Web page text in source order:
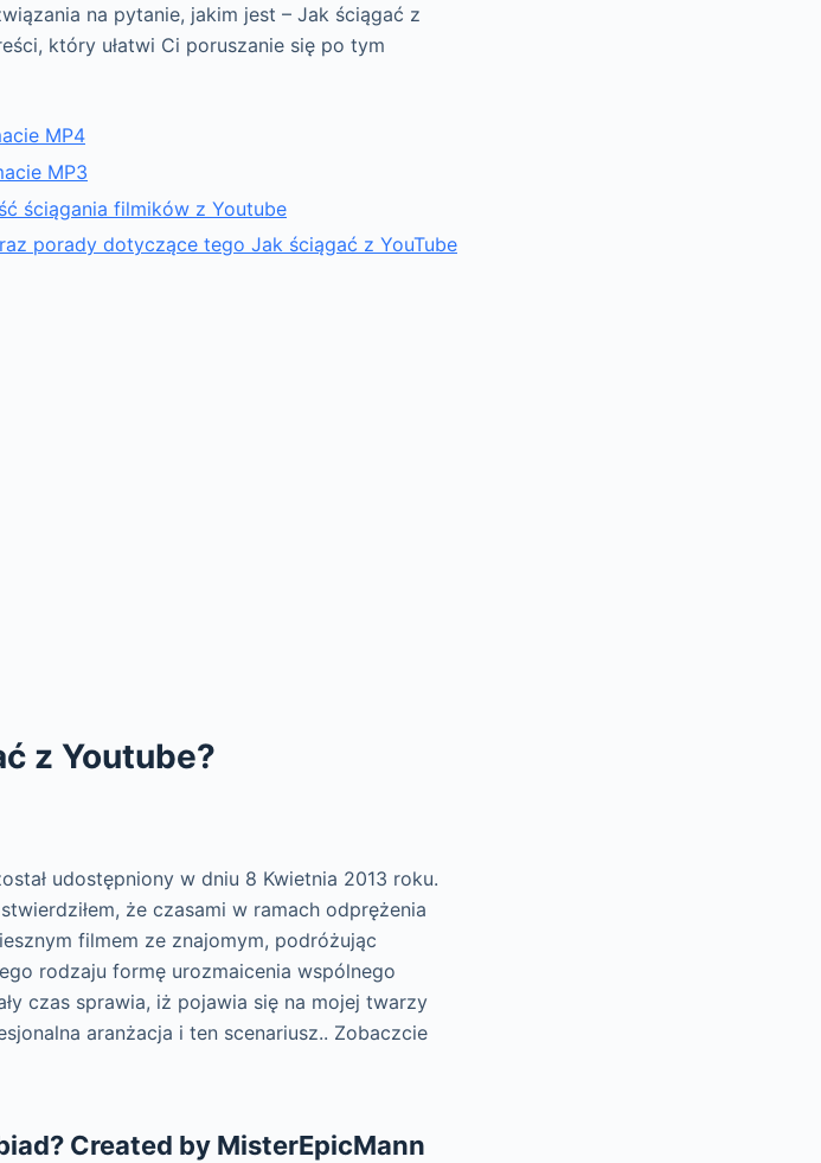
na pytanie, jakim jest – Jak ściągać z
który ułatwi Ci poruszanie się po tym
MP4
MP3
ściągania filmików z Youtube
porady dotyczące tego Jak ściągać z YouTube
z Youtube?
udostępniony w dniu 8 Kwietnia 2013 roku.
że czasami w ramach odprężenia
filmem ze znajomym, podróżując
rodzaju formę urozmaicenia wspólnego
czas sprawia, iż pojawia się na mojej twarzy
aranżacja i ten scenariusz.. Zobaczcie
Created by MisterEpicMann